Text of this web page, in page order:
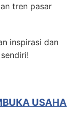
tren pasar
inspirasi dan
USAHA